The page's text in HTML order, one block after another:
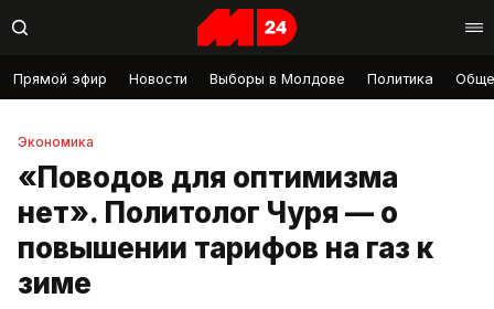
Прямой эфир Новости Выборы в Молдове Политика
Экономика
«Поводов для оптимизма
нет». Политолог Чуря — о
повышении тарифов на газ к
зиме